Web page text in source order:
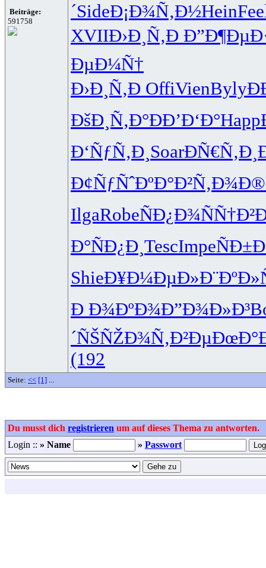
Beiträge:
591758
´SideÐ¡Ð¾Ñ‚Ð½Hein
XVIIÐ›Ð¸Ñ‚Ð
ÐµÐ¼Ñ†
Ð›Ð¸Ñ‚Ð OffiVienByly
ÐšÐ¸Ñ‚Ð°ÐÐ’Ð‘Ð°Happ
Ð‘ÑƒÑ‚Ð¸ SoarÐÑ€Ñ‚Ð¸
Ð¢ÑƒÑˆÐºÐ°Ð²Ñ‚Ð¾
IlgaRobeÑÐ¿Ð¾Ñ
Ð°ÑÐ¿Ð¸ TescImpe
ShieÐ¥Ð¼ÐµÐ»
Ð Ð¾ÐºÐ¾Ð”Ð¾Ð»Ð³
´ÑŠÑŽÐ¾Ñ‚Ð²Ðµ
(192
Seite: << [1] ...
Du musst dich registrieren um auf dieses Thema zu antworten.
Login :: » Name » Passwort